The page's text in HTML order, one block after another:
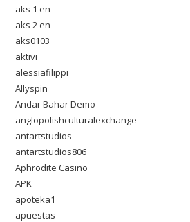
aks 1 en
aks 2 en
aks0103
aktivi
alessiafilippi
Allyspin
Andar Bahar Demo
anglopolishculturalexchange
antartstudios
antartstudios806
Aphrodite Casino
APK
apoteka1
apuestas